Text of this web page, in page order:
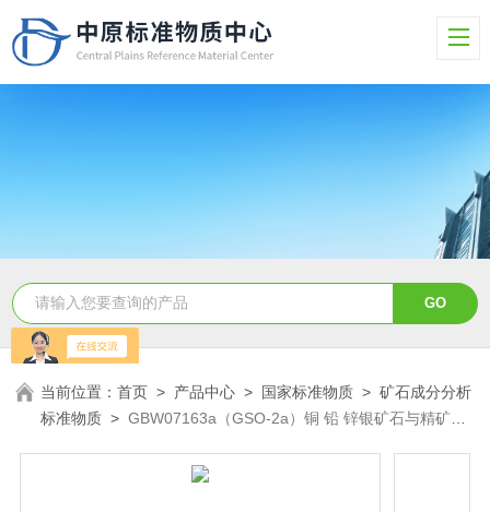
当前位置：首页 > 产品中心 > 国家标准物质 >矿石成分分析
标准物质 >GBW07163a（GSO-2a）铜 铅 锌银矿石与精矿成